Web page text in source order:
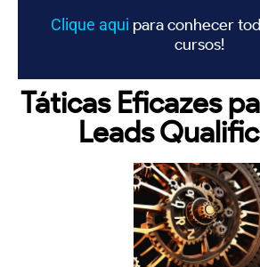
Clique aqui para conhecer
cursos!
Táticas Eficazes
Leads